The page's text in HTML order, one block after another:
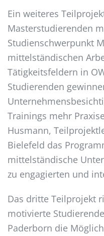
Ein weiteres
Masterstudierenden
Studienschwerpunkt
mittelständischen
Tätigkeitsfeldern in
Studierenden
Trainings mehr
Husmann,
Bielefeld das
mittelständische
zu engagierten und
Das dritte Teilprojekt
motivierte
Paderborn die